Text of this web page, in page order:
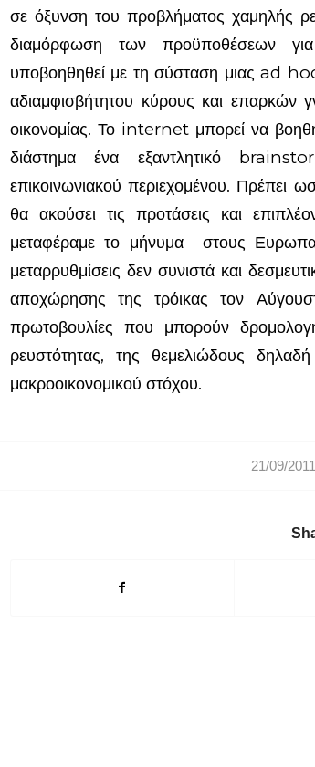
σε όξυνση του προβλήματος χαμηλής
διαμόρφωση των προϋποθέσεων
υποβοηθηθεί με τη σύσταση μιας ad
αδιαμφισβήτητου κύρους και
οικονομίας. Το internet μπορεί να
διάστημα ένα εξαντλητικό
επικοινωνιακού περιεχομένου. Πρέπει
θα ακούσει τις προτάσεις και
μεταφέραμε το μήνυμα στους
μεταρρυθμίσεις δεν συνιστά και
αποχώρησης της τρόικας τον
πρωτοβουλίες που μπορούν
ρευστότητας, της θεμελιώδους
μακροοικονομικού στόχου.
21/09/2011